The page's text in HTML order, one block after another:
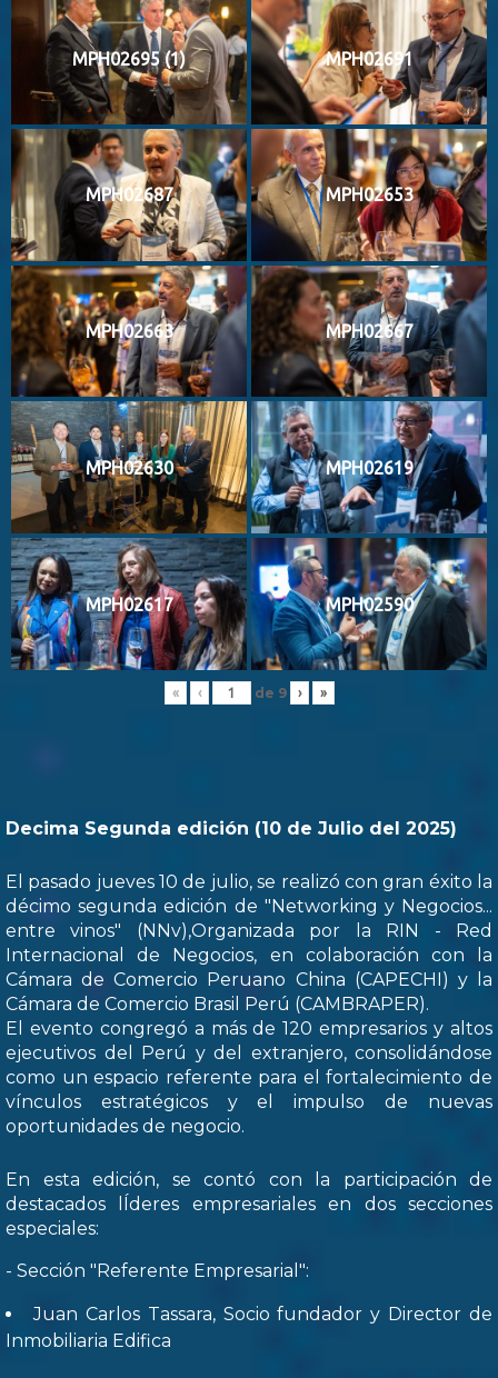
MPH02695 (1) MPH02691
MPH02687 MPH02653
MPH02663 MPH02667
MPH02630 MPH02619
MPH02617 MPH02590
« ‹ de 9 › »
Decima Segunda edición (10 de Julio del 2025)
El pasado jueves 10 de julio, se realizó con gran éxito la
décimo segunda edición de "Networking y Negocios...
entre vinos" (NNv),Organizada por la RIN - Red
Internacional de Negocios, en colaboración con la
Cámara de Comercio Peruano China (CAPECHI) y la
Cámara de Comercio Brasil Perú (CAMBRAPER).
El evento congregó a más de 120 empresarios y altos
ejecutivos del Perú y del extranjero, consolidándose
como un espacio referente para el fortalecimiento de
vínculos estratégicos y el impulso de nuevas
oportunidades de negocio.
En esta edición, se contó con la participación de
destacados lÍderes empresariales en dos secciones
especiales:
- Sección "Referente Empresarial":
Juan Carlos Tassara, Socio fundador y Director de
Inmobiliaria Edifica